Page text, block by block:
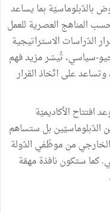
بالدّبلوماسيّة بما يساعد
المناهج العصرية للعمل
الدّراسات الاستراتيجية
سياسي، تُيسّر مزيد فهم
على اتّخاذ القرار
موعد افتتاح الأكاديميّة
الدّبلوماسيّين بل ستساهم
من موظّفي الدّولة
كما ستكون نافذة مهمّة